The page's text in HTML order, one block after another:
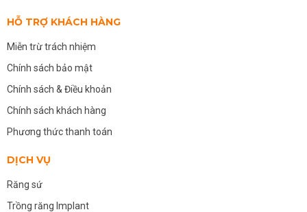
HỖ TRỢ KHÁCH HÀNG
Miễn trừ trách nhiệm
Chính sách bảo mật
Chính sách & Điều khoản
Chính sách khách hàng
Phương thức thanh toán
DỊCH VỤ
Răng sứ
Trồng răng Implant